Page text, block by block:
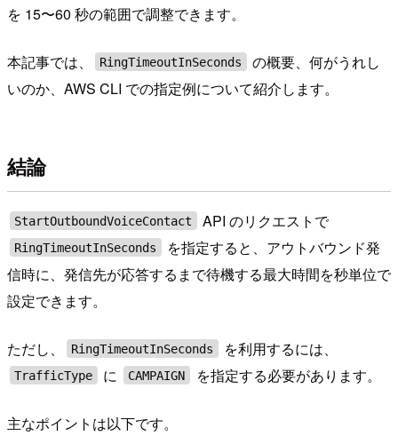
を 15〜60 秒の範囲で調整できます。
本記事では、 RingTimeoutInSeconds
の概要、何がうれし
いのか、AWS CLI での指定例について紹介します。
結論
StartOutboundVoiceContact API のリクエストで
RingTimeoutInSeconds
を指定すると、アウトバウンド発
信時に、発信先が応答するまで待機する最大時間を秒単位で
設定できます。
ただし、 RingTimeoutInSeconds を利用するには、
TrafficType に CAMPAIGN を指定する必要があります。
主なポイントは以下です。